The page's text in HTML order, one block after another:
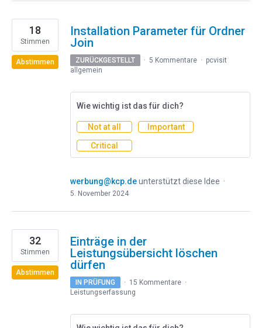
Installation Parameter für Ordner
Join
18
Stimmen
Abstimmen ZURÜCKGESTELLT · 5 Kommentare · pcvisit
allgemein
Wie wichtig ist das für dich?
Not at all
Important
Critical
werbung@kcp.deunterstützt diese Idee ·
5. November 2024
Einträge in der
Leistungsübersicht löschen
dürfen
32
Stimmen
Abstimmen
IN PRÜFUNG
· 15 Kommentare ·
Leistungserfassung